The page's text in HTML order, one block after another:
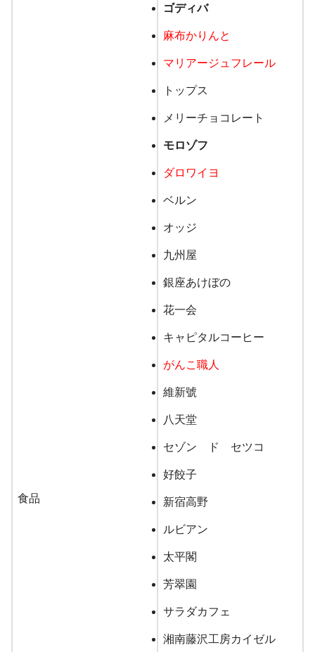
クレードスコープ（男・
11,000円/80㎝～120㎝
13,200円/130㎝～165㎝
5,000円（肌着男・女）/50㎝
羽毛布団9点セット35,000円
ゲームスペシャル4点セッ
トーマス
600円
アンパンマン
おもちゃスペシャル4点セッ
ト/7,700円
食品
ゴディバ
麻布かりんと
マリアージュフレール
トップス
メリーチョコレート
モロゾフ
ダロワイヨ
ベルン
オッジ
九州屋
銀座あけぼの
花一会
キャピタルコーヒー
がんこ職人
維新號
八天堂
セゾン ド セツコ
好餃子
新宿高野
ルビアン
太平閣
芳翠園
サラダカフェ
湘南藤沢工房カイゼル